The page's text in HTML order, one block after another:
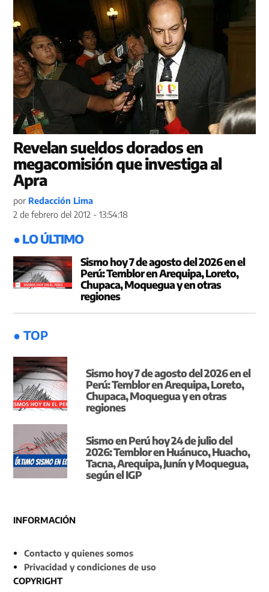
Revelan sueldos dorados en
megacomisión que investiga al
Apra
por Redacción Lima
2 de febrero del 2012 - 13:54:18
● LO ÚLTIMO
Sismo hoy 7 de agosto del 2026 en el
Perú: Temblor en Arequipa, Loreto,
Chupaca, Moquegua y en otras
regiones
● TOP
Sismo hoy 7 de agosto del 2026 en el
Perú: Temblor en Arequipa, Loreto,
Chupaca, Moquegua y en otras
regiones
Sismo en Perú hoy 24 de julio del
2026: Temblor en Huánuco, Huacho,
Tacna, Arequipa, Junín y Moquegua,
según el IGP
INFORMACIÓN
Contacto y quienes somos
Privacidad y condiciones de uso
COPYRIGHT